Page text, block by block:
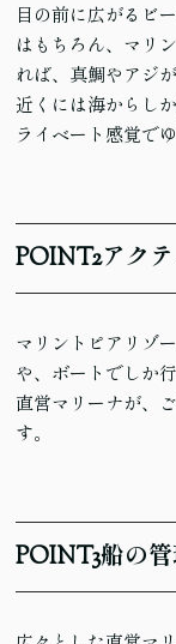
目の前に広がるビ
はもちろん、マリ
れば、真鯛やアジ
近くには海からし
ライベート感覚で
POINT2アク
マリントピアリゾ
や、ボートでしか
直営マリーナが、
す。
POINT3船の